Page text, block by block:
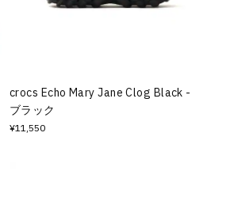
crocs Echo Mary Jane Clog Black -
ブラック
¥11,550